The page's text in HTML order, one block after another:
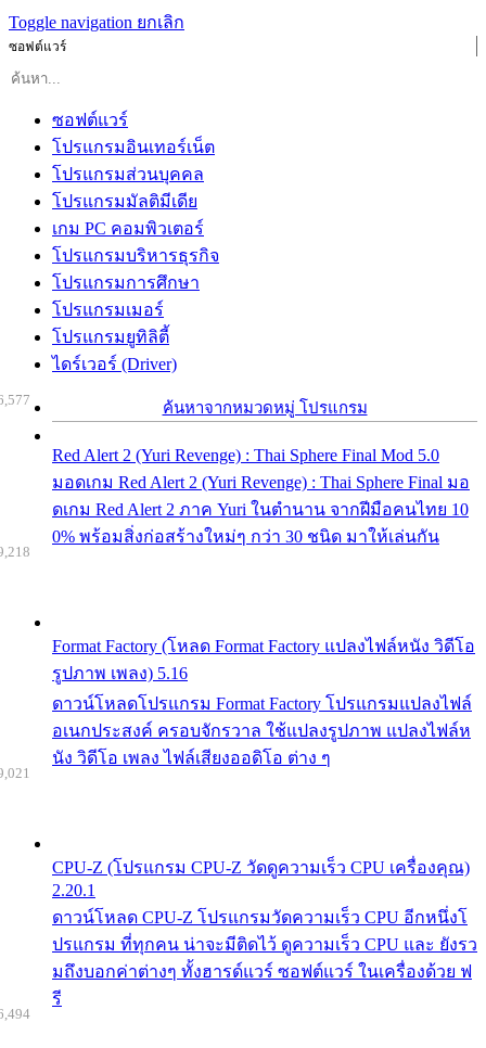
Toggle navigation ยกเลิก
ซอฟต์แวร์
ซอฟต์แวร์
โปรแกรมอินเทอร์เน็ต
โปรแกรมส่วนบุคคล
โปรแกรมมัลติมีเดีย
เกม PC คอมพิวเตอร์
โปรแกรมบริหารธุรกิจ
โปรแกรมการศึกษา
โปรแกรมเมอร์
โปรแกรมยูทิลิตี้
ไดร์เวอร์ (Driver)
ค้นหาจากหมวดหมู่ โปรแกรม
Red Alert 2 (Yuri Revenge) : Thai Sphere Final Mod 5.0
มอดเกม Red Alert 2 (Yuri Revenge) : Thai Sphere Final มอ
ดเกม Red Alert 2 ภาค Yuri ในตำนาน จากฝีมือคนไทย 10
0% พร้อมสิ่งก่อสร้างใหม่ๆ กว่า 30 ชนิด มาให้เล่นกัน
Format Factory (โหลด Format Factory แปลงไฟล์หนัง วิดีโอ
รูปภาพ เพลง) 5.16
ดาวน์โหลดโปรแกรม Format Factory โปรแกรมแปลงไฟล์
อเนกประสงค์ ครอบจักรวาล ใช้แปลงรูปภาพ แปลงไฟล์ห
นัง วิดีโอ เพลง ไฟล์เสียงออดิโอ ต่าง ๆ
CPU-Z (โปรแกรม CPU-Z วัดดูความเร็ว CPU เครื่องคุณ)
2.20.1
ดาวน์โหลด CPU-Z โปรแกรมวัดความเร็ว CPU อีกหนึ่งโ
ปรแกรม ที่ทุกคน น่าจะมีติดไว้ ดูความเร็ว CPU และ ยังรว
มถึงบอกค่าต่างๆ ทั้งฮารด์แวร์ ซอฟต์แวร์ ในเครื่องด้วย ฟ
รี